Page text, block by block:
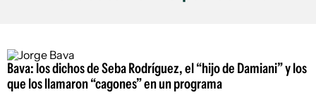
Bava: los dichos de Seba Rodríguez, el “hijo de Damiani” y los
que los llamaron “cagones” en un programa